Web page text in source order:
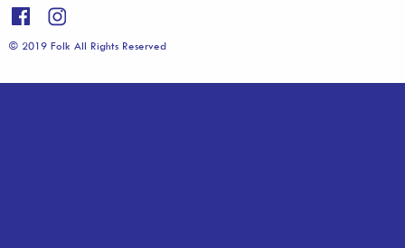
© 2019 Folk All Rights Reserved